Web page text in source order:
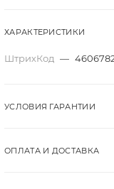
ХАРАКТЕРИСТИКИ
ШтрихКод —
УСЛОВИЯ ГАРАНТИИ
ОПЛАТА И ДОСТАВКА